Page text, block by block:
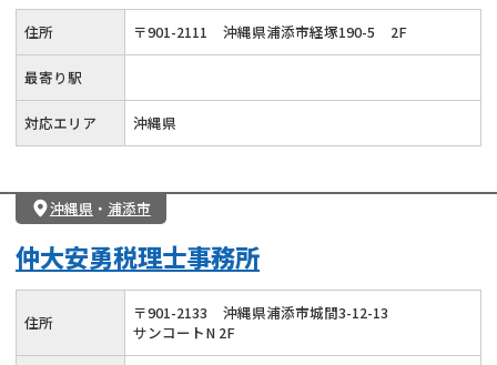
住所 〒901-2111 沖縄県浦添市経塚190-5 2F
最寄り駅
対応エリア 沖縄県
沖縄県 ・ 浦添市
仲大安勇税理士事務所
住所 〒901-2133
沖縄県浦添市城間3-12-13
サンコートN 2F